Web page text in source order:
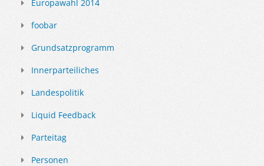
Europawahl 2014
foobar
Grundsatzprogramm
Innerparteiliches
Landespolitik
Liquid Feedback
Parteitag
Personen